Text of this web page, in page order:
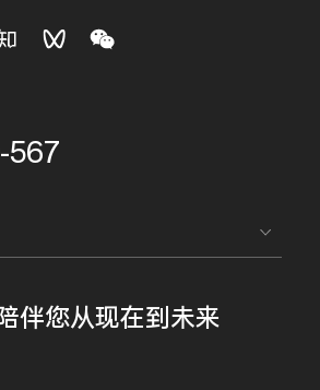
567
陪伴您从现在到未来